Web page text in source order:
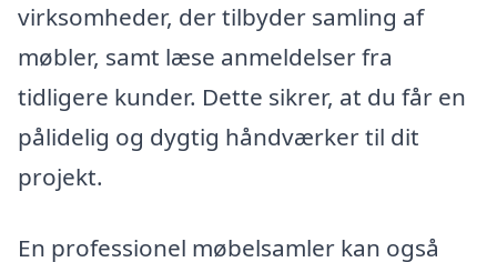
virksomheder, der tilbyder samling af
møbler, samt læse anmeldelser fra
tidligere kunder. Dette sikrer, at du får en
pålidelig og dygtig håndværker til dit
projekt.
En professionel møbelsamler kan også